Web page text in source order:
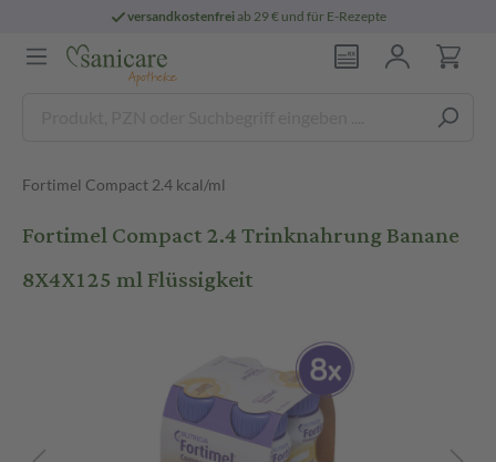
versandkostenfreiab 29 € und für E-Rezepte
Fortimel Compact 2.4 kcal/ml
Fortimel Compact 2.4 Trinknahrung Banane
8X4X125 ml Flüssigkeit